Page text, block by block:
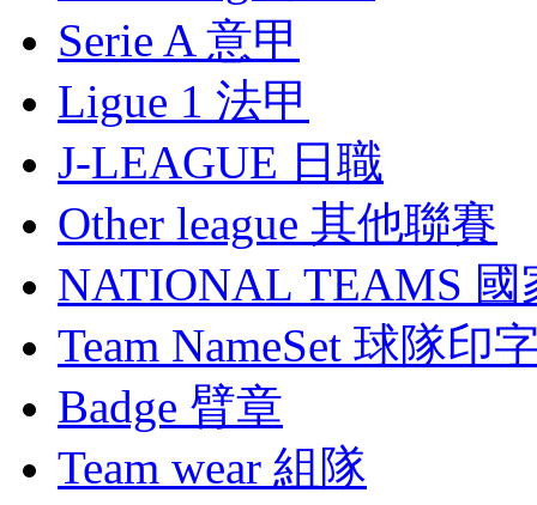
Serie A 意甲
Ligue 1 法甲
J-LEAGUE 日職
Other league 其他聯賽
NATIONAL TEAMS 國
Team NameSet 球隊印
Badge 臂章
Team wear 組隊